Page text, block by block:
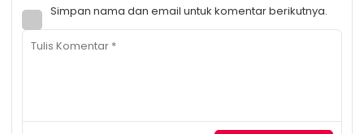
Simpan nama dan email untuk komentar berikutnya.